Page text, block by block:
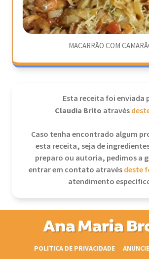
MACARRÃO COM
Esta receita foi enviada
Claudia Brito através
Caso tenha encontrado algum
esta receita, seja de
preparo ou autoria, pedimos a
entrar em contato atravésdeste
atendimento
Ana Maria
POLITICA DE PRIVACIDADE ANUNCIE